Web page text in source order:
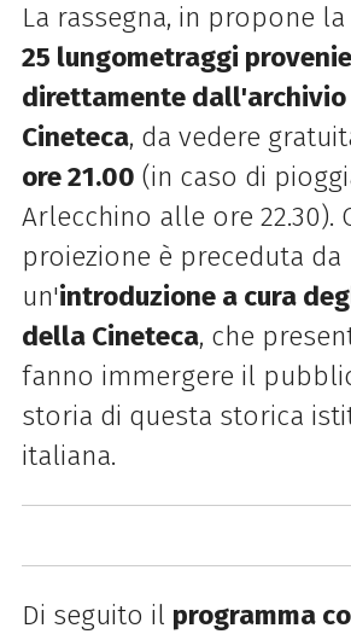
La rassegna, in propone
25 lungometraggi
direttamente
Cineteca, da vedere
ore 21.00 (in caso di
Arlecchino alle ore 22.30).
proiezione è preceduta da
un'introduzione a cura
della Cineteca, che
fanno immergere il
storia di questa storica
italiana.
Di seguito il programma